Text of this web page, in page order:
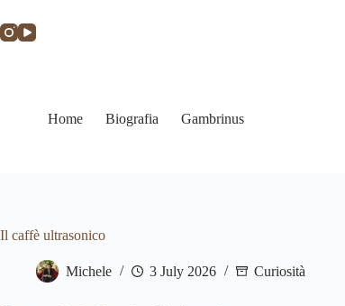
Home Biografia Gambrinus
Il caffè ultrasonico
Michele 3 July 2026 Curiosità